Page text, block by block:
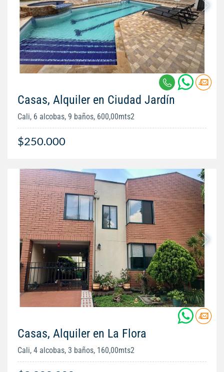
Casas, Alquiler en Ciudad Jardín
Cali, 6 alcobas, 9 baños, 600,00mts2
$250.000
Casas, Alquiler en La Flora
Cali, 4 alcobas, 3 baños, 160,00mts2